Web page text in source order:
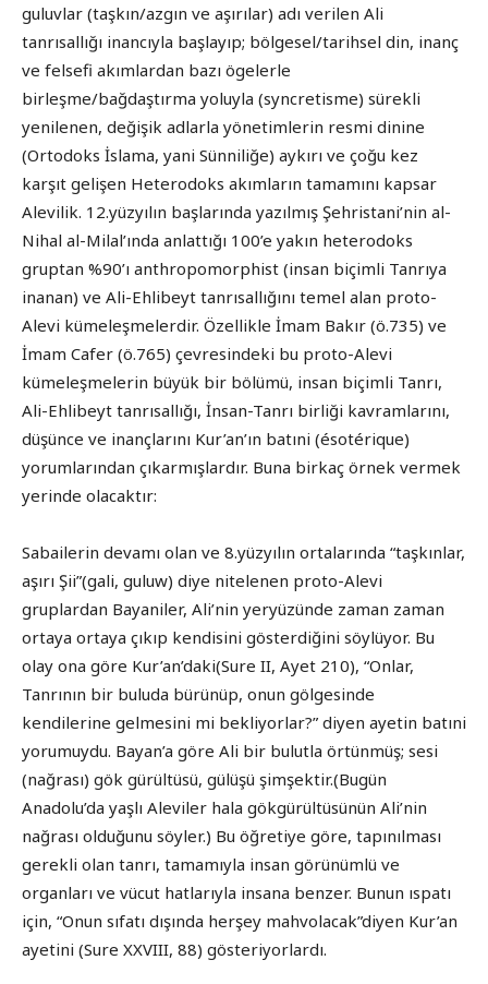
guluvlar (taşkın/azgın ve aşırılar) adı verilen Ali
tanrısallığı inancıyla başlayıp; bölgesel/tarihsel din, inanç
ve felsefi akımlardan bazı ögelerle
birleşme/bağdaştırma yoluyla (syncretisme) sürekli
yenilenen, değişik adlarla yönetimlerin resmi dinine
(Ortodoks İslama, yani Sünniliğe) aykırı ve çoğu kez
karşıt gelişen Heterodoks akımların tamamını kapsar
Alevilik. 12.yüzyılın başlarında yazılmış Şehristani’nin al-
Nihal al-Milal’ında anlattığı 100’e yakın heterodoks
gruptan %90’ı anthropomorphist (insan biçimli Tanrıya
inanan) ve Ali-Ehlibeyt tanrısallığını temel alan proto-
Alevi kümeleşmelerdir. Özellikle İmam Bakır (ö.735) ve
İmam Cafer (ö.765) çevresindeki bu proto-Alevi
kümeleşmelerin büyük bir bölümü, insan biçimli Tanrı,
Ali-Ehlibeyt tanrısallığı, İnsan-Tanrı birliği kavramlarını,
düşünce ve inançlarını Kur’an’ın batıni (ésotérique)
yorumlarından çıkarmışlardır. Buna birkaç örnek vermek
yerinde olacaktır:
Sabailerin devamı olan ve 8.yüzyılın ortalarında “taşkınlar,
aşırı Şii”(gali, guluw) diye nitelenen proto-Alevi
gruplardan Bayaniler, Ali’nin yeryüzünde zaman zaman
ortaya ortaya çıkıp kendisini gösterdiğini söylüyor. Bu
olay ona göre Kur’an’daki(Sure II, Ayet 210), “Onlar,
Tanrının bir buluda bürünüp, onun gölgesinde
kendilerine gelmesini mi bekliyorlar?” diyen ayetin batıni
yorumuydu. Bayan’a göre Ali bir bulutla örtünmüş; sesi
(nağrası) gök gürültüsü, gülüşü şimşektir.(Bugün
Anadolu’da yaşlı Aleviler hala gökgürültüsünün Ali’nin
nağrası olduğunu söyler.) Bu öğretiye göre, tapınılması
gerekli olan tanrı, tamamıyla insan görünümlü ve
organları ve vücut hatlarıyla insana benzer. Bunun ıspatı
için, “Onun sıfatı dışında herşey mahvolacak”diyen Kur’an
ayetini (Sure XXVIII, 88) gösteriyorlardı.